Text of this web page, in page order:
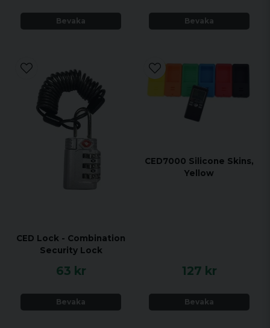
Bevaka Bevaka
CED Lock - Combination
Security Lock
63 kr
Bevaka
CED7000 Silicone Skins,
Yellow
127 kr
Bevaka